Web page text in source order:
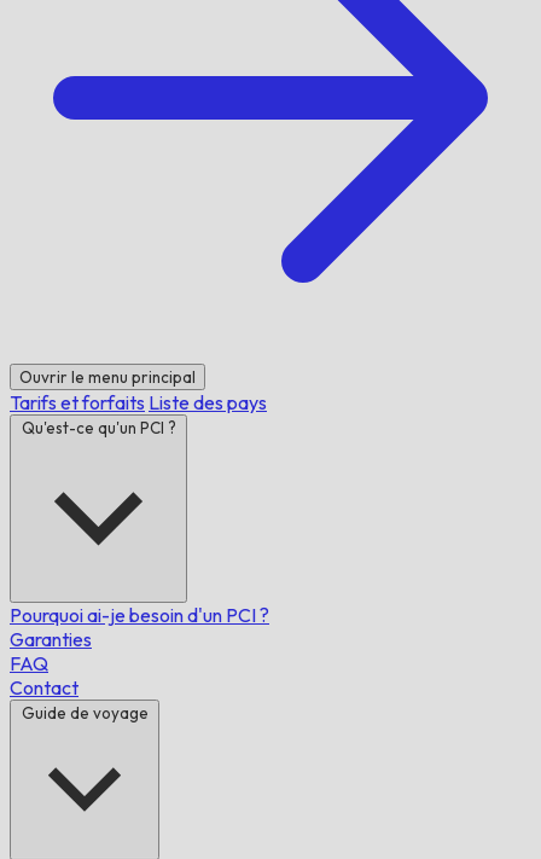
Ouvrir le menu principal
Tarifs et forfaits Liste des pays
Qu'est-ce qu'un PCI ?
Pourquoi ai-je besoin d'un PCI ?
Garanties
FAQ
Contact
Guide de voyage